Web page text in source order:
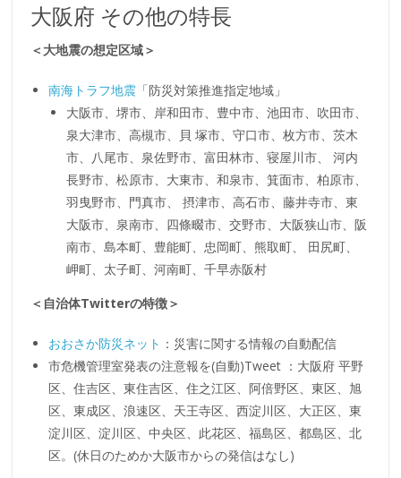
大阪府 その他の特長
＜大地震の想定区域＞
南海トラフ地震 「防災対策推進指定地域」
大阪市、堺市、岸和田市、豊中市、池田市、吹田市、
泉大津市、高槻市、貝 塚市、守口市、枚方市、茨木
市、八尾市、泉佐野市、富田林市、寝屋川市、 河内
長野市、松原市、大東市、和泉市、箕面市、柏原市、
羽曳野市、門真市、 摂津市、高石市、藤井寺市、東
大阪市、泉南市、四條畷市、交野市、大阪狭山市、阪
南市、島本町、豊能町、忠岡町、熊取町、 田尻町、
岬町、太子町、河南町、千早赤阪村
＜自治体Twitterの特徴＞
おおさか防災ネット ：災害に関する情報の自動配信
市危機管理室発表の注意報を(自動)Tweet ：大阪府 平野
区、住吉区、東住吉区、住之江区、阿倍野区、東区、旭
区、東成区、浪速区、天王寺区、西淀川区、大正区、東
淀川区、淀川区、中央区、此花区、福島区、都島区、北
区。(休日のためか大阪市からの発信はなし)